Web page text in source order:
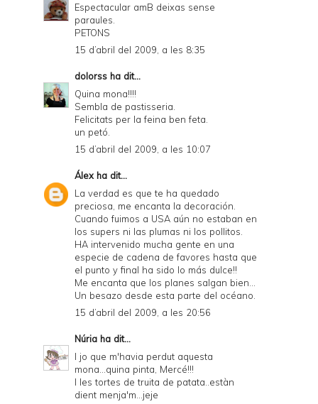
Espectacular amB deixas sense
paraules.
PETONS
15 d’abril del 2009, a les 8:35
dolorss ha dit...
Quina mona!!!!
Sembla de pastisseria.
Felicitats per la feina ben feta.
un petó.
15 d’abril del 2009, a les 10:07
Álexha dit...
La verdad es que te ha quedado
preciosa, me encanta la decoración.
Cuando fuimos a USA aún no estaban en
los supers ni las plumas ni los pollitos.
HA intervenido mucha gente en una
especie de cadena de favores hasta que
el punto y final ha sido lo más dulce!!
Me encanta que los planes salgan bien...
Un besazo desde esta parte del océano.
15 d’abril del 2009, a les 20:56
Núria ha dit...
I jo que m'havia perdut aquesta
mona...quina pinta, Mercé!!!
I les tortes de truita de patata..estàn
dient menja'm...jeje